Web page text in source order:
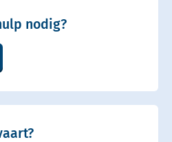
nodig?